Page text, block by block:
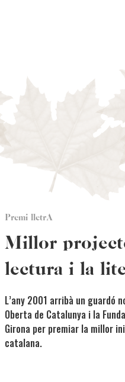
Premi lletrA
Millor
lectura i la
L’any 2001 arribà un guardó
Oberta de Catalunya i la
Girona per premiar la millor
catalana.